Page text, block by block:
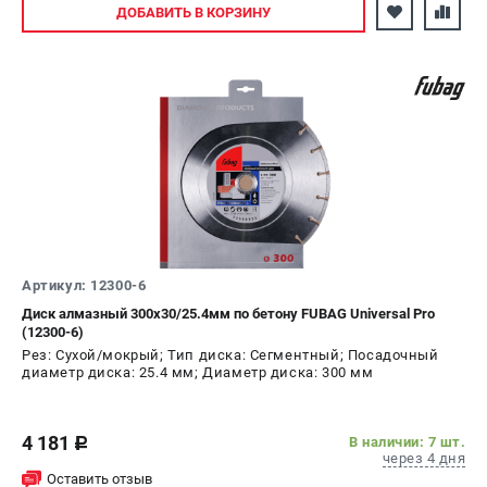
Авторизуйтесь
ДОБАВИТЬ В КОРЗИНУ
Артикул: 12300-6
Диск алмазный 300х30/25.4мм по бетону FUBAG Universal Pro
(12300-6)
Рез: Сухой/мокрый; Тип диска: Сегментный; Посадочный
диаметр диска: 25.4 мм; Диаметр диска: 300 мм
4 181 c
В наличии: 7 шт.
через 4 дня
Оставить отзыв